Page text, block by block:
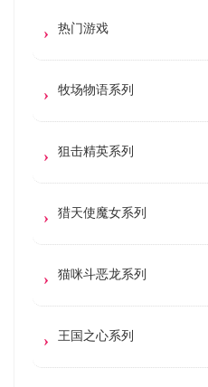
热门游戏
牧场物语系列
狙击精英系列
猎天使魔女系列
猫咪斗恶龙系列
王国之心系列